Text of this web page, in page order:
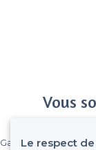
Vous
Gagnez de
Le respect